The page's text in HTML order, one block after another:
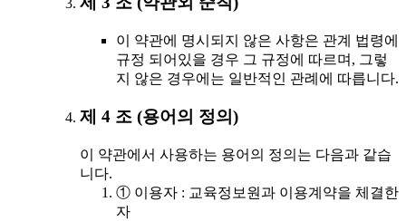
이 약관에 명시되지 않은 사항은 관계 법령에
규정 되어있을 경우 그 규정에 따르며, 그렇
지 않은 경우에는 일반적인 관례에 따릅니다.
제 4 조 (용어의 정의)
이 약관에서 사용하는 용어의 정의는 다음과 같습
니다.
① 이용자 : 교육정보원과 이용계약을 체결한
자